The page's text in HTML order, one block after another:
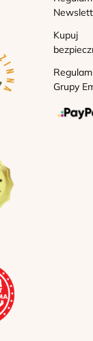
Kupuj
Grupy